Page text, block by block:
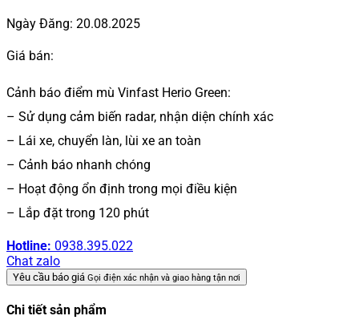
Ngày Đăng: 20.08.2025
Giá bán:
Cảnh báo điểm mù Vinfast Herio Green:
– Sử dụng cảm biến radar, nhận diện chính xác
– Lái xe, chuyển làn, lùi xe an toàn
– Cảnh báo nhanh chóng
– Hoạt động ổn định trong mọi điều kiện
– Lắp đặt trong 120 phút
Hotline: 0938.395.022
Chat zalo
Yêu cầu báo giá Gọi điện xác nhận và giao hàng tận nơi
Chi tiết sản phẩm